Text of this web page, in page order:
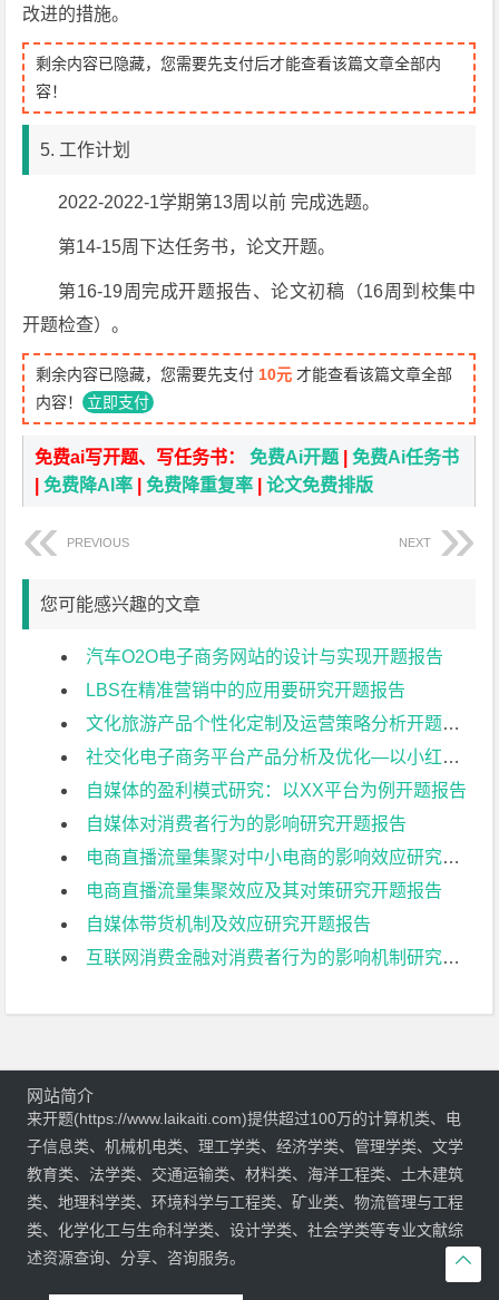
改进的措施。
剩余内容已隐藏，您需要先支付后才能查看该篇文章全部内
容！
5. 工作计划
2022-2022-1学期第13周以前 完成选题。
第14-15周下达任务书，论文开题。
第16-19周完成开题报告、论文初稿（16周到校集中
开题检查）。
剩余内容已隐藏，您需要先支付 10元 才能查看该篇文章全部
内容！ 立即支付
免费ai写开题、写任务书：免费Ai开题 |免费Ai任务书
|免费降AI率 |免费降重复率 |论文免费排版
PREVIOUS NEXT
您可能感兴趣的文章
汽车O2O电子商务网站的设计与实现开题报告
LBS在精准营销中的应用要研究开题报告
文化旅游产品个性化定制及运营策略分析开题报告
社交化电子商务平台产品分析及优化—以小红书为例开题报告
自媒体的盈利模式研究：以XX平台为例开题报告
自媒体对消费者行为的影响研究开题报告
电商直播流量集聚对中小电商的影响效应研究开题报告
电商直播流量集聚效应及其对策研究开题报告
自媒体带货机制及效应研究开题报告
互联网消费金融对消费者行为的影响机制研究开题报告

网站简介
来开题(https://www.laikaiti.com)提供超过100万的计算机类、电
子信息类、机械机电类、理工学类、经济学类、管理学类、文学
教育类、法学类、交通运输类、材料类、海洋工程类、土木建筑
类、地理科学类、环境科学与工程类、矿业类、物流管理与工程
类、化学化工与生命科学类、设计学类、社会学类等专业文献综
述资源查询、分享、咨询服务。